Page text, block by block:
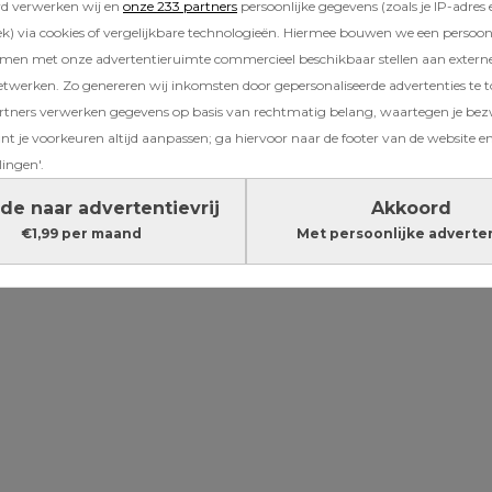
verwerken wij en onze 233 partners persoonlijke gegevens (zoals je IP-adres
via cookies of vergelijkbare technologieën. Hiermee bouwen we een
met onze advertentieruimte commercieel beschikbaar stellen aan
Zo genereren wij inkomsten door gepersonaliseerde advertenties te
verwerken gegevens op basis van rechtmatig belang, waartegen je
je voorkeuren altijd aanpassen; ga hiervoor naar de footer van de website
naar advertentievrij
€1,99 per maand
Akkoord
Met persoonlijke
vindt het belangrijk dat haar zoon zijn
geen ‘respectloze’ man opvoeden die
vrouw dat wel voor ‘m doet. Dus toen
dat zíj zijn rommel moest opruimen, dacht
Ze nam geen halve maatregelen en ging
zijn kamer om hem een les te leren.
Lees verder onder de advertentie